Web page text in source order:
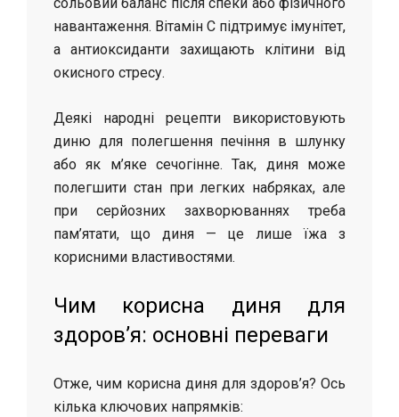
навантаження. Вітамін C підтримує імунітет,
а антиоксиданти захищають клітини від
окисного стресу.
Деякі народні рецепти використовують
диню для полегшення печіння в шлунку
або як м’яке сечогінне. Так, диня може
полегшити стан при легких набряках, але
при серйозних захворюваннях треба
пам’ятати, що диня — це лише їжа з
корисними властивостями.
Чим корисна диня для
здоров’я: основні переваги
Отже, чим корисна диня для здоров’я? Ось
кілька ключових напрямків: